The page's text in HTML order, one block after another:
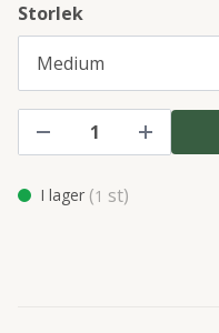
Storlek
I lager (1 st)